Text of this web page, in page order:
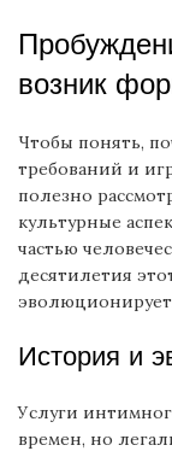
возник
Чтобы понять,
требований и
полезно
культурные
частью
десятилетия
История и
Услуги
времен, но